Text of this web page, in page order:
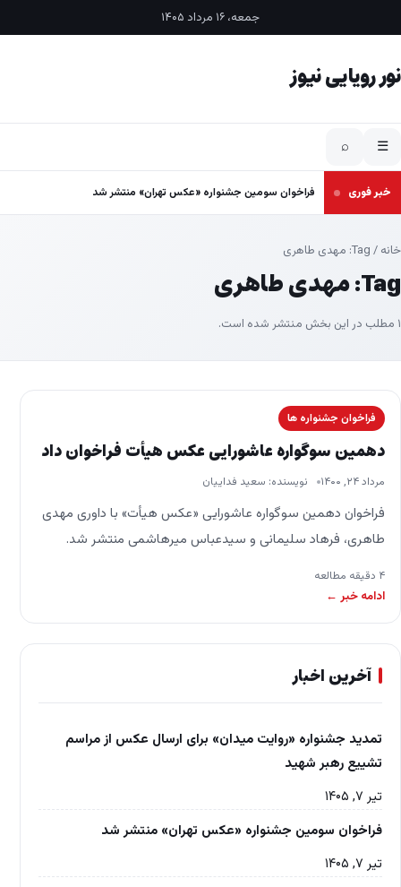
جمعه، ۱۶ مرداد ۱۴۰۵
نور رویایی نیوز
☰
⌕
خبر فوری فراخوان سومین جشنواره «عکس تهران» منتشر شد
خانه / Tag: مهدی طاهری
Tag: مهدی طاهری
۱ مطلب در این بخش منتشر شده است.
فراخوان جشنواره ها
دهمین سوگواره عاشورایی عکس هیأت فراخوان داد
مرداد ۲۴, ۱۴۰۰ نویسنده: سعید فداییان
فراخوان دهمین سوگواره عاشورایی «عکس هیأت» با داوری مهدی
طاهری، فرهاد سلیمانی و سیدعباس میرهاشمی منتشر شد.
فراخوان دهمین سوگواره عاشورایی «عکس هیأت» با داوری مهدی
طاهری، فرهاد…
۴ دقیقه مطالعه
ادامه خبر ←
آخرین اخبار
تمدید جشنواره «روایت میدان» برای ارسال عکس از مراسم
تشییع رهبر شهید
تیر ۷, ۱۴۰۵
فراخوان سومین جشنواره «عکس تهران» منتشر شد
تیر ۷, ۱۴۰۵